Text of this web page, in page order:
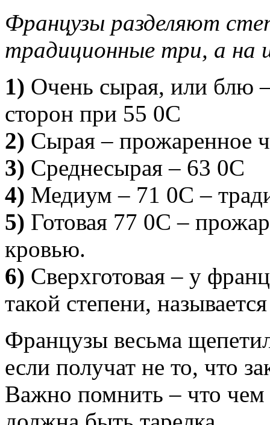
Французы разделяют
традиционные три, а на
1) Очень сырая, или блю
сторон при 55 0С
2) Сырая – прожаренное
3) Среднесырая – 63 0С
4) Медиум – 71 0С –
5) Готовая 77 0С –
кровью.
6) Сверхготовая – у
такой степени,
Французы весьма
если получат не то, что
Важно помнить – что чем